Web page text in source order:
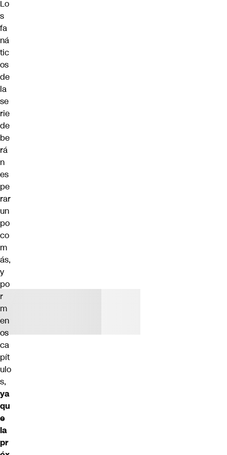
Lo
s
fa
ná
tic
os
de
la
se
rie
de
be
rá
n
es
pe
rar
un
po
co
m
ás,
y
po
r
m
en
os
ca
pít
ulo
s,
ya
qu
e
la
pr